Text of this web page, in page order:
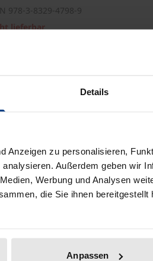
Details
Anzeigen zu personalisieren,
Außerdem geben wir
Werbung und Analysen
die Sie ihnen
Anpassen
978-3-8329-4798-9
lieferbar
inkl. MwSt. Abhängig von
Bibliografische Angaben
Strukturen dar,
und